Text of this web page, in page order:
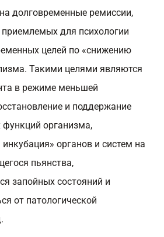
долговременные ремиссии,
для психологии
целей по «снижению
Такими целями являются
в режиме меньшей
и поддержание
организма,
инкубация» органов и систем на
пьянства,
запойных состояний и
от патологической